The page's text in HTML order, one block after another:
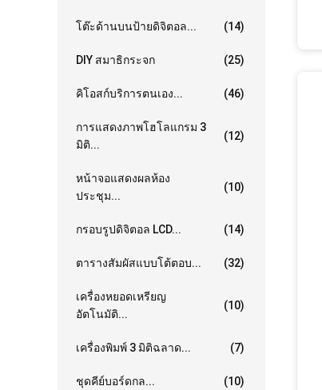
โต๊ะด้านบนป้ายดิจิตอล... (14)
DIY สมาธิกระจก (25)
คิโอสก์บริการตนเอง... (46)
การแสดงภาพโฮโลแกรม 3
มิติ...
(12)
หน้าจอแสดงผลห้อง
ประชุม...
(10)
กรอบรูปดิจิตอล LCD... (14)
ตารางสัมผัสแบบโต้ตอบ... (32)
เครื่องหยอดเหรียญ
อัตโนมัติ...
(10)
เครื่องพิมพ์ 3 มิติฉลาด... (7)
ชุดคีย์บอร์ดกล... (10)